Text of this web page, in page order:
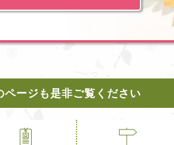
ージも是非ご覧ください